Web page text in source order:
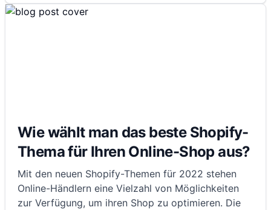
Wie wählt man das beste Shopify-
Thema für Ihren Online-Shop aus?
Mit den neuen Shopify-Themen für 2022 stehen
Online-Händlern eine Vielzahl von Möglichkeiten
zur Verfügung, um ihren Shop zu optimieren. Die